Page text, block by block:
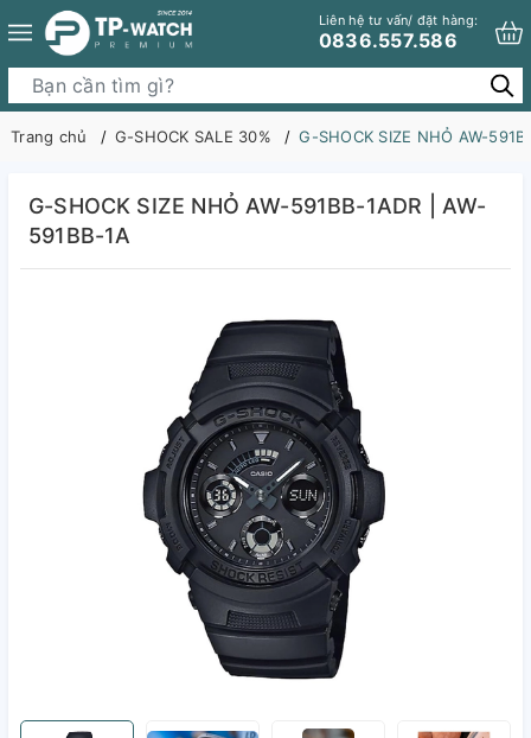
Liên hệ tư vấn/ đặt hàng:
0836.557.586
Trang chủ G-SHOCK SALE 30% G-SHOCK SIZE NHỎ AW-
G-SHOCK SIZE NHỎ AW-591BB-1ADR | AW-
591BB-1A